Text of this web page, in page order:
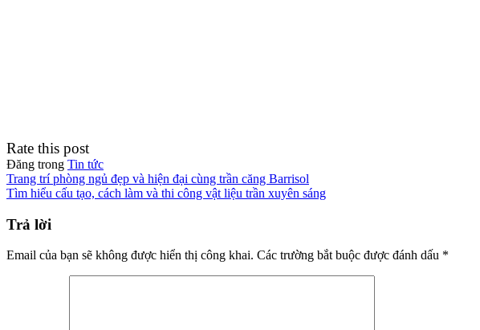
Rate this post
Đăng trong Tin tức
Điều
hướng
bài
viết
Trang trí phòng ngủ đẹp và hiện đại cùng trần căng Barrisol
Tìm hiểu cấu tạo, cách làm và thi công vật liệu trần xuyên sáng
Trả lời
Email của bạn sẽ không được hiển thị công khai. Các trường bắt buộc được đánh dấu *